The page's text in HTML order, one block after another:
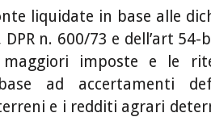
liquidate in base alle
n. 600/73 e dell’art 54-
imposte e le
ad accertamenti
e i redditi agrari